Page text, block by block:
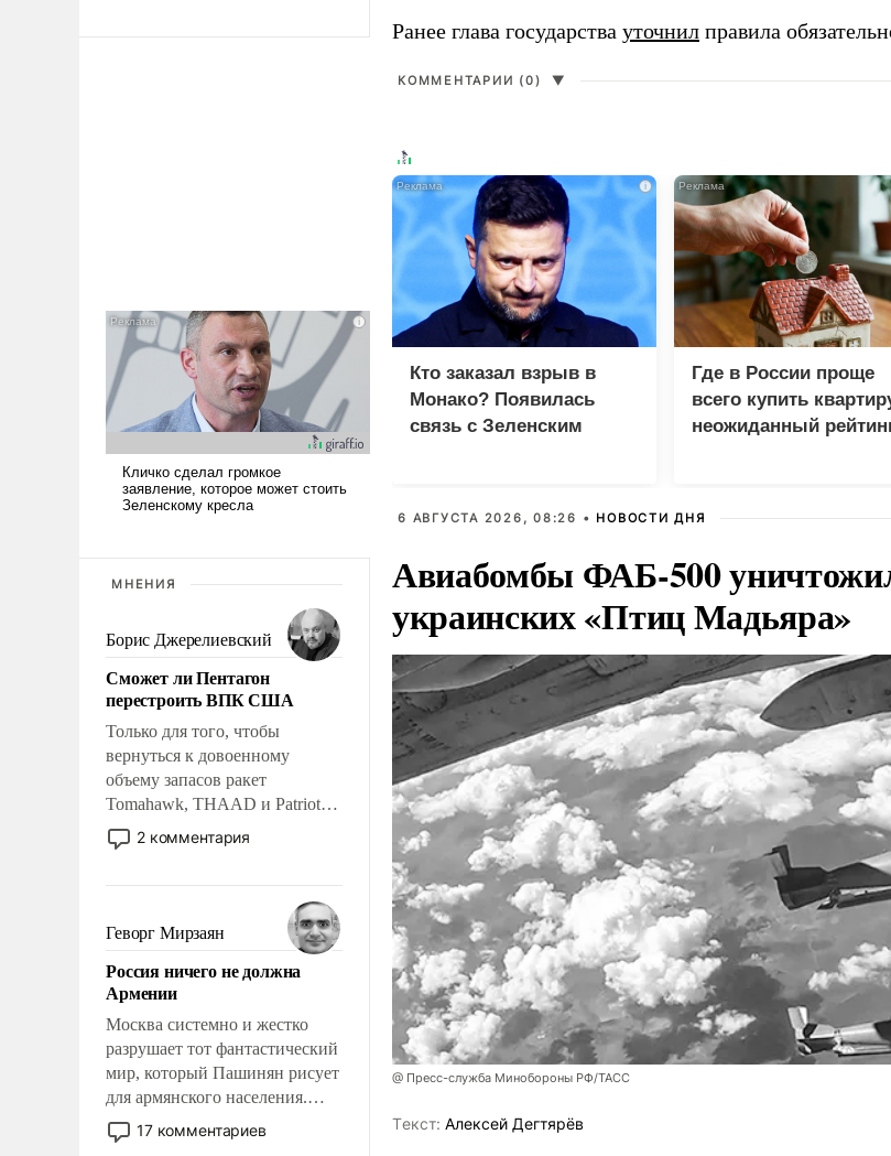
МНЕНИЯ
Борис Джерелиевский
Сможет ли Пентагон
перестроить ВПК США
Только для того, чтобы
вернуться к довоенному
объему запасов ракет
Tomahawk, THAAD и Patriot
США потребуется более трех
лет. Даже небольшая война с
Сложившаяся ситуация
означает многолетний период
уязвимости США, например,
перед Китаем.
2 комментария
Геворг Мирзаян
Россия ничего не должна
Армении
Москва системно и жестко
разрушает тот фантастический
мир, который Пашинян рисует
для армянского населения.
Мир, где политические
прожекты будут безусловно
17 комментариев
Ранее глава государства уточнил правила
КОММЕНТАРИИ (0) ▼
i
Кто заказал взрыв в
Монако? Появилась
связь с Зеленским
Где в России проще
всего купить
неожиданный
6 АВГУСТА 2026, 08:26 • НОВОСТИ ДНЯ
Авиабомбы ФАБ-500
украинских «Птиц Мадьяра»
@ Пресс-служба Минобороны РФ/ТАСС
Tекст: Алексей Дегтярёв